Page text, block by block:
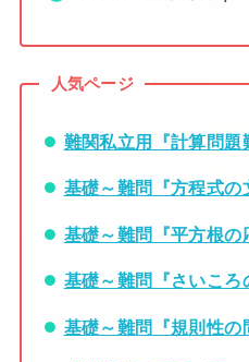
人気ページ
難関私立用『計算問題
基礎～難問『方程式の
基礎～難問『平方根の
基礎～難問『さいころ
基礎～難問『規則性の